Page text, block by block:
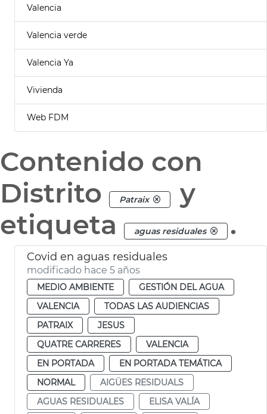
Valencia
Valencia verde
Valencia Ya
Vivienda
Web FDM
Contenido con
Distrito
Patraix
y
etiqueta
aguas residuales .
Covid en aguas residuales
modificado hace 5 años
MEDIO AMBIENTE
GESTIÓN DEL AGUA
VALENCIA
TODAS LAS AUDIENCIAS
PATRAIX
JESUS
QUATRE CARRERES
VALENCIA
EN PORTADA
EN PORTADA TEMÁTICA
NORMAL
AIGÜES RESIDUALS
AGUAS RESIDUALES
ELISA VALÍA